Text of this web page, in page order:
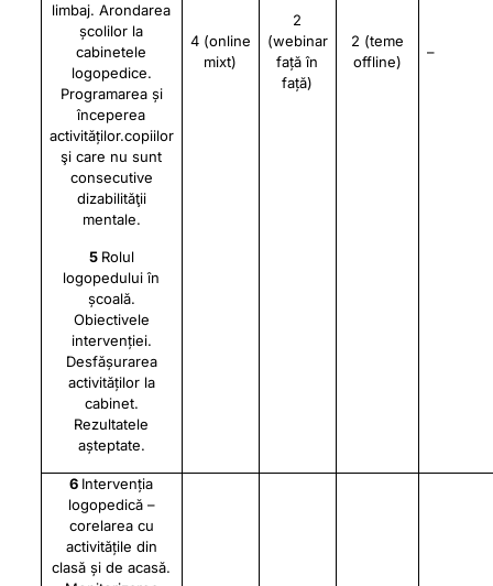
limbaj. Arondarea
școlilor la
cabinetele
logopedice.
Programarea și
începerea
activităților.copiilor
şi care nu sunt
consecutive
dizabilităţii
mentale.
5 Rolul
logopedului în
școală.
Obiectivele
intervenției.
Desfășurarea
activităților la
cabinet.
Rezultatele
așteptate.
4 (online
mixt)
2
(webinar
față în
față)
2 (teme
offline)
–
6 Intervenția
logopedică –
corelarea cu
activitățile din
clasă și de acasă.